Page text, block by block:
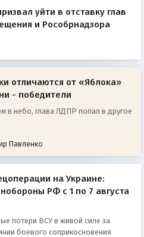
уйти в отставку глав
и Рособрнадзора
отличаются от «Яблока»
- победители
в небо, глава ЛДПР попал в другое
Павленко
на Украине:
РФ с 1 по 7 августа
потери ВСУ в живой силе за
боевого соприкосновения